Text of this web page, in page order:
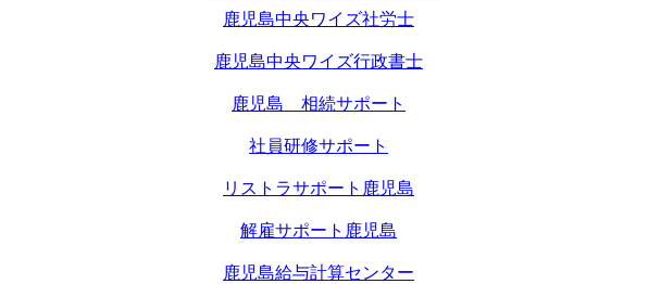
鹿児島中央ワイズ社労士
鹿児島中央ワイズ行政書士
鹿児島 相続サポート
社員研修サポート
リストラサポート鹿児島
解雇サポート鹿児島
鹿児島給与計算センター